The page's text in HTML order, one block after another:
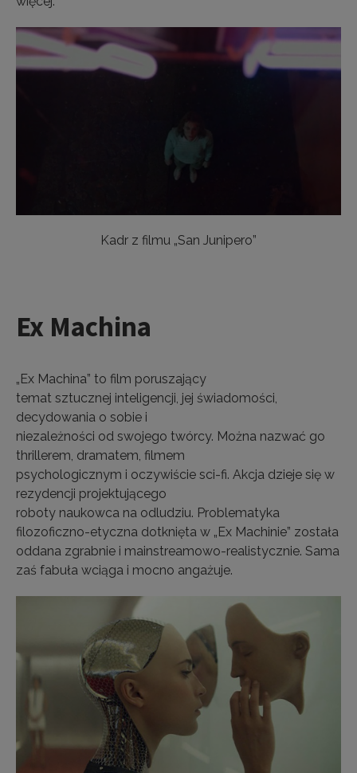
Kadr z filmu „San Junipero”
Ex Machina
„Ex Machina” to film poruszający
temat sztucznej inteligencji, jej świadomości,
decydowania o sobie i
niezależności od swojego twórcy. Można nazwać go
thrillerem, dramatem, filmem
psychologicznym i oczywiście sci-fi. Akcja dzieje się w
rezydencji projektującego
roboty naukowca na odludziu. Problematyka
filozoficzno-etyczna dotknięta w „Ex Machinie” została
oddana zgrabnie i mainstreamowo-realistycznie. Sama
zaś fabuła wciąga i mocno angażuje.